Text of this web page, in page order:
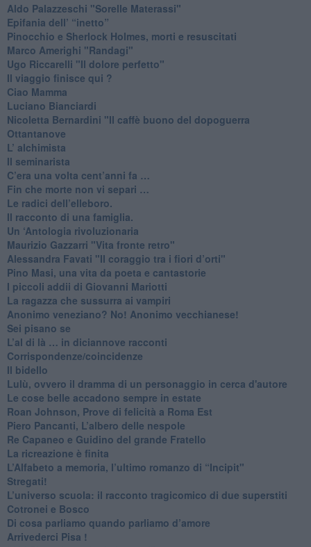
​Aldo Palazzeschi "Sorelle Materassi"
​Epifania dell’ “inetto”
Pinocchio e Sherlock Holmes, morti e resuscitati
​Marco Amerighi "Randagi"
Ugo Riccarelli "Il dolore perfetto"
​Il viaggio finisce qui ?
​Ciao Mamma
​Luciano Bianciardi
​Nicoletta Bernardini "Il caffè buono del dopoguerra
​Ottantanove
​L’ alchimista
Il seminarista
​C’era una volta cent’anni fa …
​Fin che morte non vi separi …
​Le radici dell’elleboro.
​Il racconto di una famiglia.
Un ‘Antologia rivoluzionaria
​Maurizio Gazzarri "Vita fronte retro"
​Alessandra Favati "Il coraggio tra i fiori d’orti"
​Pino Masi, una vita da poeta e cantastorie
​I piccoli addii di Giovanni Mariotti
​La ragazza che sussurra ai vampiri
​Anonimo veneziano? No! Anonimo vecchianese!
​Sei pisano se
​L’al di là … in diciannove racconti
Corrispondenze/coincidenze
Il bidello
Lulù, ovvero il dramma di un personaggio in cerca d'autore
Le cose belle accadono sempre in estate
Roan Johnson, Prove di felicità a Roma Est
Piero Pancanti, L’albero delle nespole
Re Capaneo e Guidino del grande Fratello
La ricreazione è finita
​L’Alfabeto a memoria, l’ultimo romanzo di “Incipit"
​Stregati!
L’universo scuola: il racconto tragicomico di due superstiti
Cotronei e Bosco
Di cosa parliamo quando parliamo d’amore
Arrivederci Pisa !